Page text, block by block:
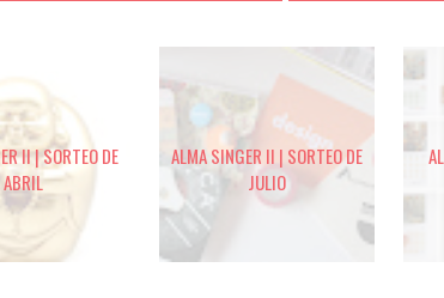
II | SORTEO DE
ABRIL
ALMA SINGER II | SORTEO DE
JULIO